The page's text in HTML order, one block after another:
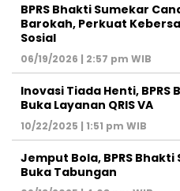
BPRS Bhakti Sumekar
Barokah, Perkuat
Sosial
06/19/2026 | 2:57 pm WIB
Inovasi Tiada Henti, BPRS
Buka Layanan QRIS VA
10/22/2025 | 1:51 pm WIB
Jemput Bola, BPRS
Buka Tabungan